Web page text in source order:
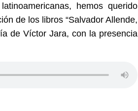
hemos querido
de los libros “Salvador Allende,
de Víctor Jara, con la presencia